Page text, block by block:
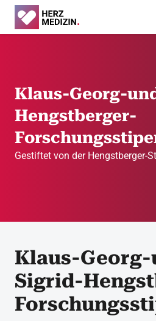
Klaus-Georg-
Hengstberger-
Gestiftet von der Hengstberger-
Klaus-
Sigrid-